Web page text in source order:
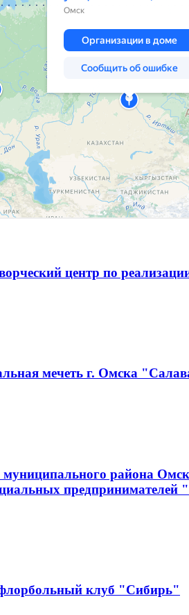
центр по
мечеть г. Омска
района
предпринимателей
клуб "Сибирь"